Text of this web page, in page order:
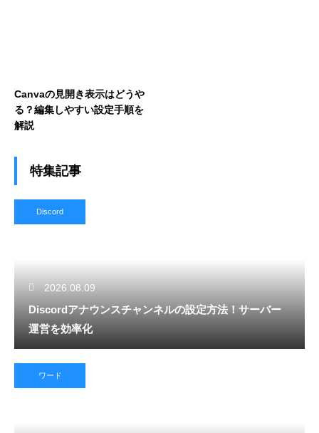
Canvaの見開き表示はどうや
る？編集しやすい設定手順を
解説
特集記事
Discord
2026.08.09
Discordアナウンスチャンネルの設定方法！サーバー
運営を効率化
ワード